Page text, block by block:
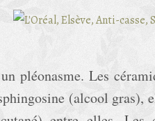
pléonasme. Les
(alcool gras),